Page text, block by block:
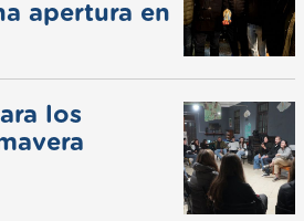
apertura en
los